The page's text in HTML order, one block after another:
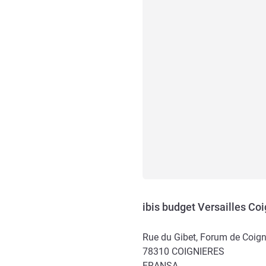
ibis budget Versailles
Rue du Gibet, Forum de
78310 COIGNIERES